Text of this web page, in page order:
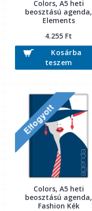
Colors, A5 heti
beosztású agenda,
Elements
4.255 Ft
Kosárba
teszem
Colors, A5 heti
beosztású agenda,
Fashion Kék